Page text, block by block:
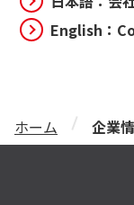
English：
ホーム 企業